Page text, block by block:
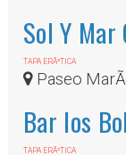
Sol Y
TAPA ERÃ³TICA
Paseo
Bar los
TAPA ERÃ³TICA